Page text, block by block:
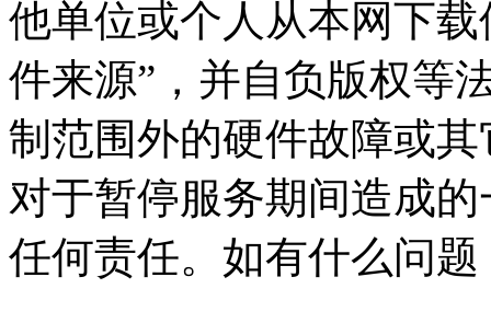
他单位或个人从本网下
件来源”，并自负版权等
制范围外的硬件故障或
对于暂停服务期间造成
任何责任。如有什么问